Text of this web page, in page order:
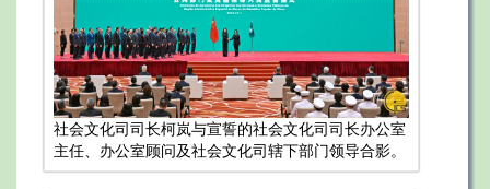
社会文化司司长柯岚与宣誓的社会文化司司长办公室
主任、办公室顾问及社会文化司辖下部门领导合影。